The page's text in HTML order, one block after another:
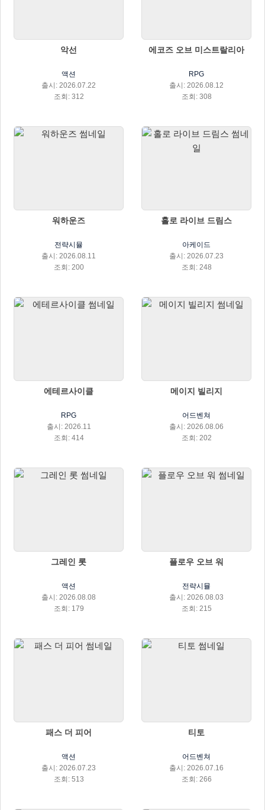
악선
액션
출시: 2026.07.22
조회: 312
에코즈 오브 미스트랄리아
RPG
출시: 2026.08.12
조회: 308
워하운즈
전략시뮬
출시: 2026.08.11
조회: 200
홀로 라이브 드림스
아케이드
출시: 2026.07.23
조회: 248
에테르사이클
RPG
출시: 2026.11
조회: 414
메이지 빌리지
어드벤쳐
출시: 2026.08.06
조회: 202
그레인 롯
액션
출시: 2026.08.08
조회: 179
플로우 오브 워
전략시뮬
출시: 2026.08.03
조회: 215
패스 더 피어
액션
출시: 2026.07.23
조회: 513
티토
어드벤쳐
출시: 2026.07.16
조회: 266